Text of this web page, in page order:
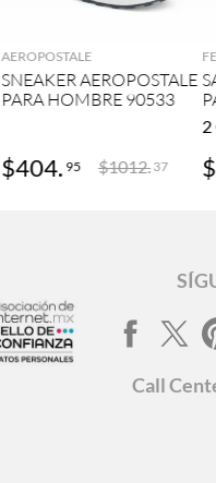
AGREGAR
AEROPOSTALE
SNEAKER AEROPOSTALE
PARA HOMBRE 90533
$404. 95 $1012. 37
2
$
Call